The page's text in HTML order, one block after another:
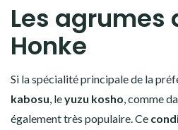
Les agrumes
Honke
Si la spécialité principale de la
kabosu , leyuzu kosho , comme
également très populaire. Ce